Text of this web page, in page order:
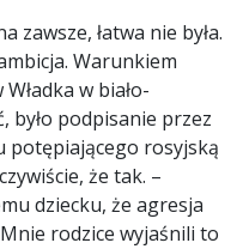
zawsze, łatwa nie była.
Warunkiem
w biało-
było podpisanie przez
potępiającego rosyjską
że tak. –
dziecku, że agresja
rodzice wyjaśnili to